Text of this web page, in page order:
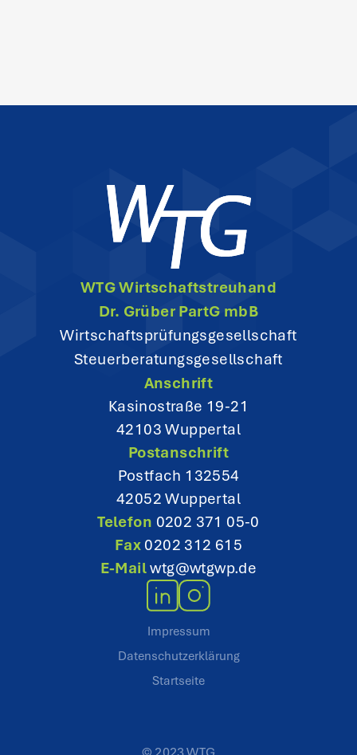
WTG Wirtschaftstreuhand
Dr. Grüber PartG mbB
Wirtschaftsprüfungsgesellschaft
Steuerberatungsgesellschaft
Anschrift
Kasinostraße 19-21
42103 Wuppertal
Postanschrift
Postfach 132554
42052 Wuppertal
Telefon 0202 371 05-0
Fax 0202 312 615
E-Mailwtg@wtgwp.de
Impressum
Datenschutzerklärung
Startseite